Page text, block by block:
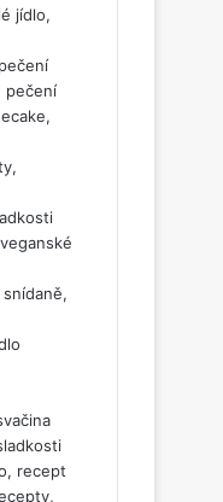
jídlo,
pečení
recept